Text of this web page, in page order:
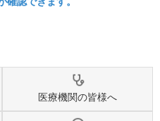
医療機関の皆様へ